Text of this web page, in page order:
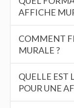
AFFICHE
COMMENT
MURALE ?
QUELLE EST
POUR UNE